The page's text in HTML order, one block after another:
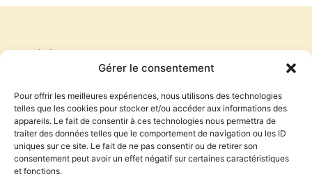
Gérer le consentement
Pour offrir les meilleures expériences, nous utilisons des technologies
telles que les cookies pour stocker et/ou accéder aux informations des
appareils. Le fait de consentir à ces technologies nous permettra de
traiter des données telles que le comportement de navigation ou les ID
uniques sur ce site. Le fait de ne pas consentir ou de retirer son
consentement peut avoir un effet négatif sur certaines caractéristiques
et fonctions.
OFFICIEL 2 : J’ABUSE MOI, J’ADORE
S'inscrire à la newsletter